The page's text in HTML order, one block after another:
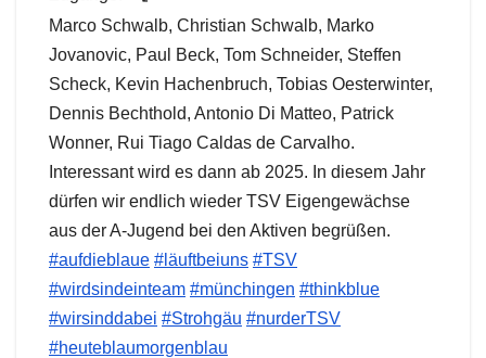
Marco Schwalb, Christian Schwalb, Marko
Jovanovic, Paul Beck, Tom Schneider, Steffen
Scheck, Kevin Hachenbruch, Tobias Oesterwinter,
Dennis Bechthold, Antonio Di Matteo, Patrick
Wonner, Rui Tiago Caldas de Carvalho.
Interessant wird es dann ab 2025. In diesem Jahr
dürfen wir endlich wieder TSV Eigengewächse
aus der A-Jugend bei den Aktiven begrüßen.
#aufdieblaue #läuftbeiuns #TSV
#wirdsindeinteam #münchingen #thinkblue
#wirsinddabei #Strohgäu #nurderTSV
#heuteblaumorgenblau